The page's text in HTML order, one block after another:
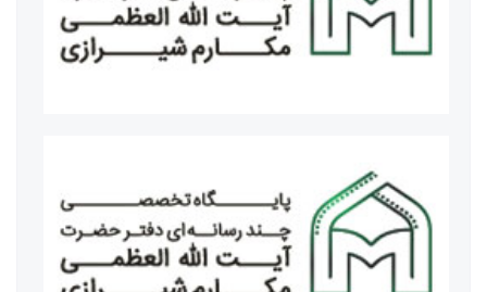
دکتر عباس عراقچی وزیر امور خارجه